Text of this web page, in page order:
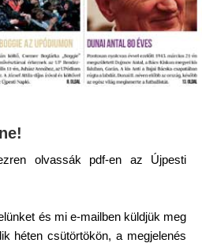
olvassák pdf-en az Újpesti
és mi e-mailben küldjük meg
héten csütörtökön, a megjelenés